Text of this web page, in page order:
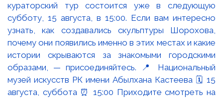
кураторский тур состоится уже в следующую
субботу, 15 августа, в 15:00. Если вам интересно
узнать, как создавались скульптуры Шорохова,
почему они появились именно в этих местах и какие
истории скрываются за знакомыми городскими
образами, — присоединяйтесь. 📍 Национальный
музей искусств РК имени Абылхана Кастеева 🗓 15
августа, суббота ⏰ 15:00 Приходите смотреть на